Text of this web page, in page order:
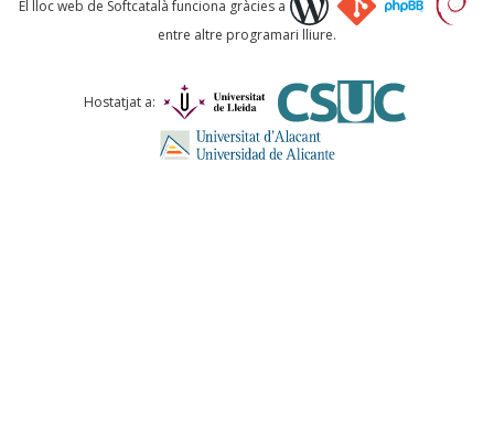
Comentari *
El lloc web de Softcatalà funciona gràcies a
entre altre programari lliure.
Hostatjat a: